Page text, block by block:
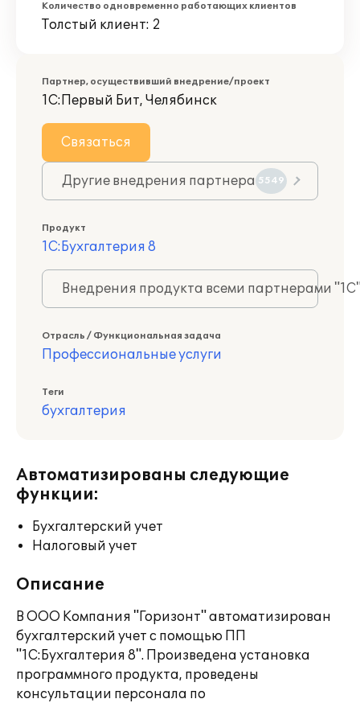
Количество одновременно работающих клиентов
Толстый клиент: 2
Партнер, осуществивший внедрение/проект
1С:Первый Бит, Челябинск
Связаться
Другие внедрения партнера 5549
Продукт
1С:Бухгалтерия 8
Внедрения продукта всеми партнерами
Отрасль / Функциональная задача
Профессиональные услуги
Теги
бухгалтерия
Автоматизированы следующие
функции:
Бухгалтерский учет
Налоговый учет
Описание
В ООО Компания "Горизонт" автоматизирован
бухгалтерский учет с помощью ПП
"1С:Бухгалтерия 8". Произведена установка
программного продукта, проведены
консультации персонала по